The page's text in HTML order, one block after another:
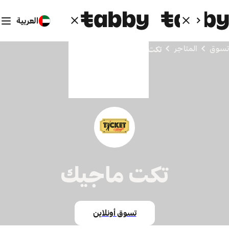
العربية
تسوق المتاجر تكت ماجيك
تكت ماجيك
تسوق أونلاين